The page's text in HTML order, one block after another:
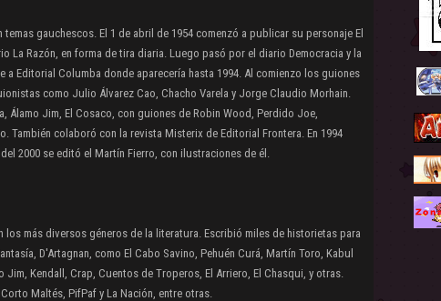
temas gauchescos. El 1 de abril de 1954 comenzó a publicar su personaje El
La Razón, en forma de tira diaria. Luego pasó por el diario Democracia y la
a Editorial Columba donde aparecería hasta 1994. Al comienzo los guiones
como Julio Álvarez Cao, Chacho Varela y Jorge Claudio Morhain.
Álamo Jim, El Cosaco, con guiones de Robin Wood, Perdido Joe,
También colaboró con la revista Misterix de Editorial Frontera. En 1994
2000 se editó el Martín Fierro, con ilustraciones de él.
los más diversos géneros de la literatura. Escribió miles de historietas para
D'Artagnan, como El Cabo Savino, Pehuén Curá, Martín Toro, Kabul
Jim, Kendall, Crap, Cuentos de Troperos, El Arriero, El Chasqui, y otras.
Maltés, PifPaf y La Nación, entre otras.